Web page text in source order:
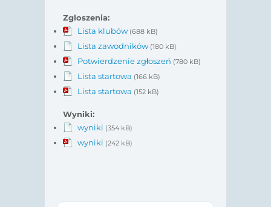
Zgloszenia:
Lista klubów (688 kB)
Lista zawodników (180 kB)
Potwierdzenie zgłoszeń (780 kB)
Lista startowa (166 kB)
Lista startowa (152 kB)
Wyniki:
wyniki (354 kB)
wyniki (242 kB)